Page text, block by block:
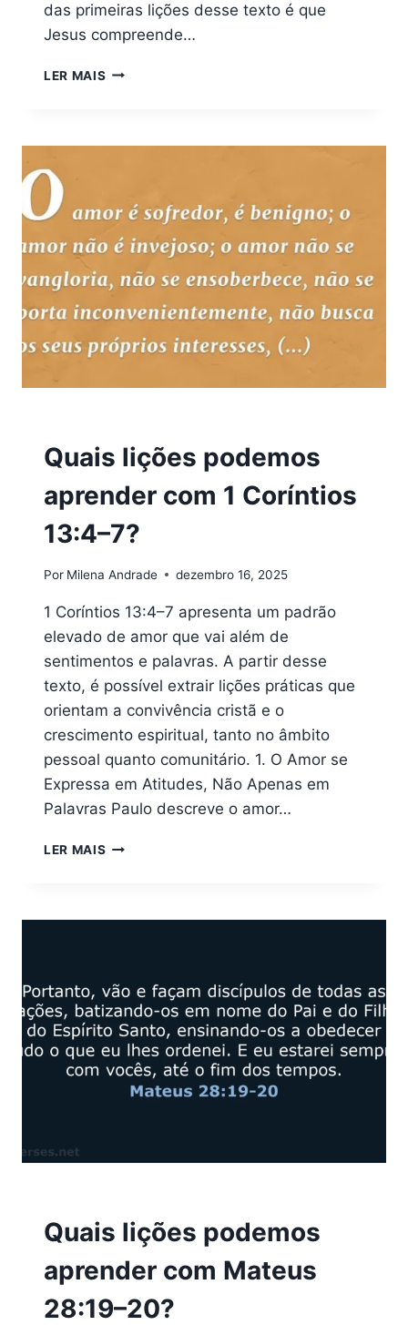
das primeiras lições desse texto é que
Jesus compreende…
LER MAIS QUAIS
COM
Quais lições podemos
aprender com 1 Coríntios
13:4–7?
Por Milena Andrade dezembro 16, 2025
1 Coríntios 13:4–7 apresenta um padrão
elevado de amor que vai além de
sentimentos e palavras. A partir desse
texto, é possível extrair lições práticas que
orientam a convivência cristã e o
crescimento espiritual, tanto no âmbito
pessoal quanto comunitário. 1. O Amor se
Expressa em Atitudes, Não Apenas em
Palavras Paulo descreve o amor…
LER MAIS QUAIS
COM
7?
Quais lições podemos
aprender com Mateus
28:19–20?